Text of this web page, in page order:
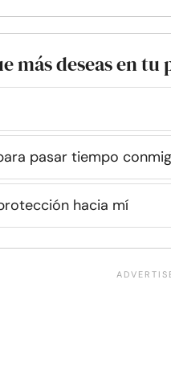
más deseas en tu
pasar tiempo
hacia mí